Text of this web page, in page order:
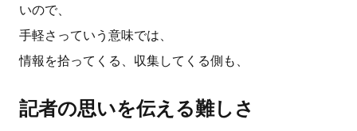
いので、
手軽さっていう意味では、
情報を拾ってくる、収集してくる側も、
記者の思いを伝える難しさ